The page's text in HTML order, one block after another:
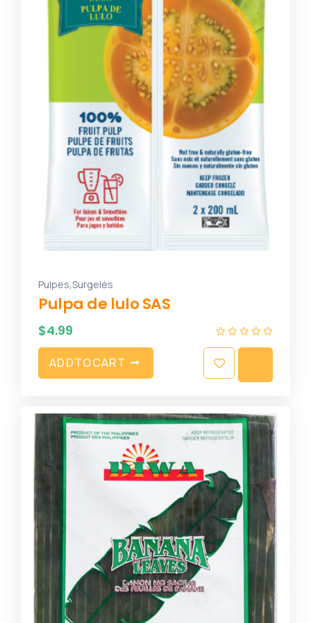
Pulpes,Surgelés
Pulpa de lulo SAS
$4.99
ADDTOCART